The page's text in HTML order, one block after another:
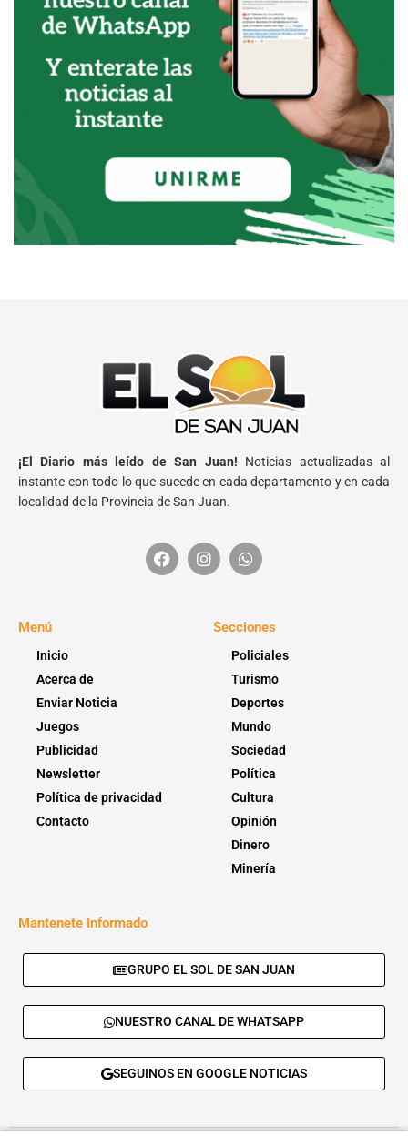
¡El Diario más leído de San Juan! Noticias actualizadas al
instante con todo lo que sucede en cada departamento y en cada
localidad de la Provincia de San Juan.
Menú
Inicio
Acerca de
Enviar Noticia
Juegos
Publicidad
Newsletter
Política de privacidad
Contacto
Secciones
Policiales
Turismo
Deportes
Mundo
Sociedad
Política
Cultura
Opinión
Dinero
Minería
Mantenete Informado
GRUPO EL SOL DE SAN JUAN
NUESTRO CANAL DE WHATSAPP
SEGUINOS EN GOOGLE NOTICIAS